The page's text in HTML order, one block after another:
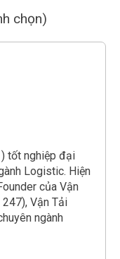
chọn)
tốt nghiệp đại
Logistic. Hiện
của Vận
247), Vận Tải
ngành